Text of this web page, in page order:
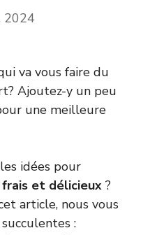
2024
va vous faire du
Ajoutez-y un peu
une meilleure
idées pour
et délicieux ?
article, nous vous
: